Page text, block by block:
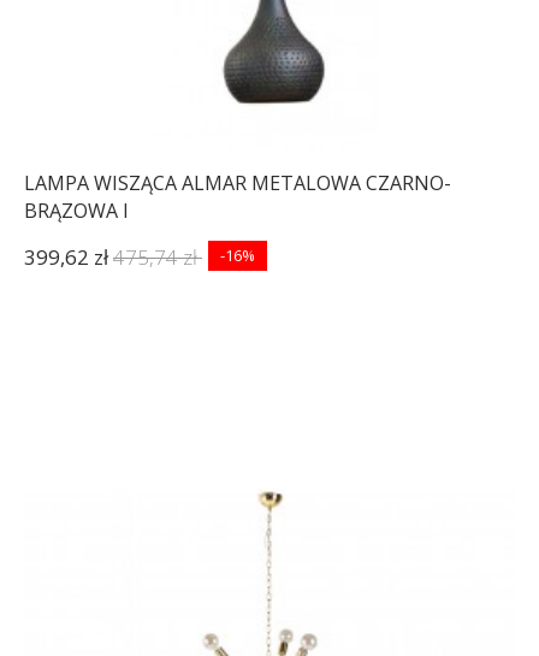
LAMPA WISZĄCA ALMAR METALOWA CZARNO-
BRĄZOWA I
399,62 zł475,74 zł -16%